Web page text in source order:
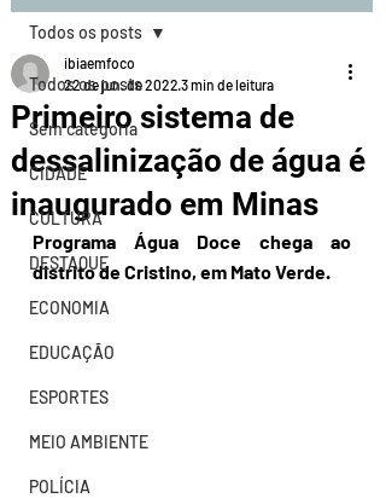
Todos os posts
Sem categoria
CIDADE
CULTURA
DESTAQUE
ECONOMIA
EDUCAÇÃO
ESPORTES
MEIO AMBIENTE
POLÍCIA
Todos os posts
Primeiro sistema de
dessalinização de água é
inaugurado em Minas
ibiaemfoco
22 de jun. de 2022 3 min de leitura
Programa Água Doce chega ao
distrito de Cristino, em Mato Verde.